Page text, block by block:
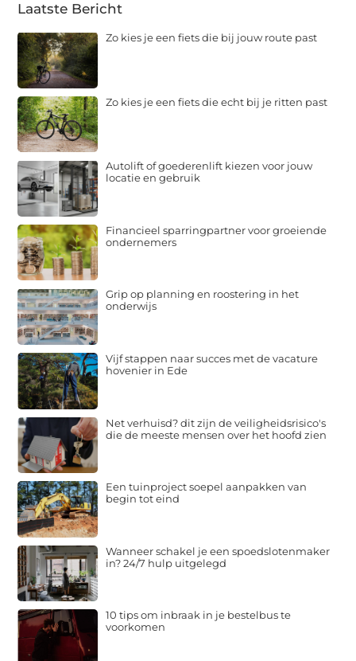
Laatste Bericht
Zo kies je een fiets die bij jouw route past
Zo kies je een fiets die echt bij je ritten past
Autolift of goederenlift kiezen voor jouw
locatie en gebruik
Financieel sparringpartner voor groeiende
ondernemers
Grip op planning en roostering in het
onderwijs
Vijf stappen naar succes met de vacature
hovenier in Ede
Net verhuisd? dit zijn de veiligheidsrisico's
die de meeste mensen over het hoofd zien
Een tuinproject soepel aanpakken van
begin tot eind
Wanneer schakel je een spoedslotenmaker
in? 24/7 hulp uitgelegd
10 tips om inbraak in je bestelbus te
voorkomen